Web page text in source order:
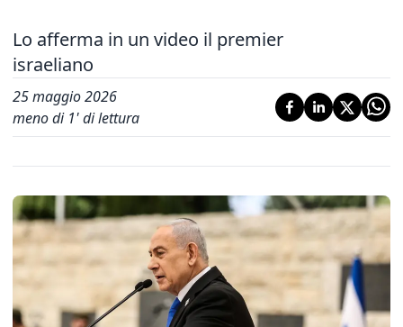
Lo afferma in un video il premier
israeliano
25 maggio 2026
meno di 1' di lettura